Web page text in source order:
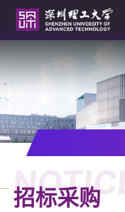
NOTICE
招标采购